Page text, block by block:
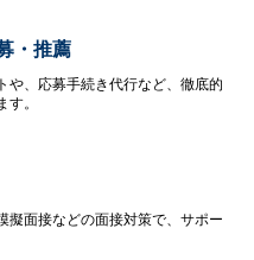
・推薦
や、応募手続き代行など、徹底的
す。
擬面接などの面接対策で、サポー